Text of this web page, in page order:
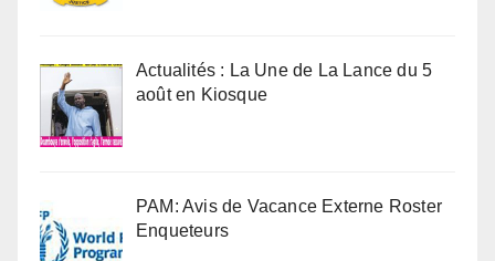
Actualités : La Une de La Lance du 5
août en Kiosque
PAM: Avis de Vacance Externe Roster
Enqueteurs